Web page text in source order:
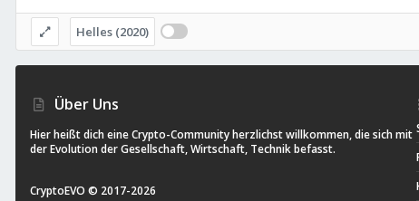
Helles (2020)
Über Uns
Hier heißt dich eine Crypto-Community herzlichst willkommen, die sich mit
der Evolution der Gesellschaft, Wirtschaft, Technik befasst.
CryptoEVO © 2017-2026